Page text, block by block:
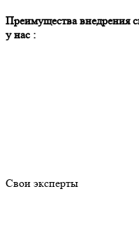
Преимущества внедрения
у нас :
Свои эксперты